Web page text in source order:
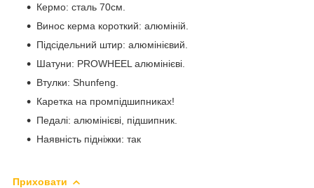
Кермо: сталь 70см.
Винос керма короткий: алюміній.
Підсідельний штир: алюмінієвий.
Шатуни: PROWHEEL алюмінієві.
Втулки: Shunfeng.
Каретка на промпідшипниках!
Педалі: алюмінієві, підшипник.
Наявність підніжки: так
Приховати